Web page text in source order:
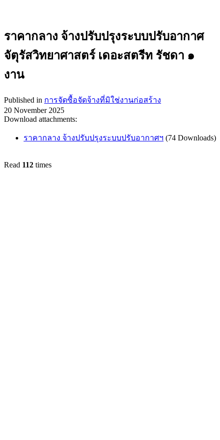
ราคากลาง จ้างปรับปรุงระบบปรับอากาศ
จัตุรัสวิทยาศาสตร์ เดอะสตรีท รัชดา ๑
งาน
Published in การจัดซื้อจัดจ้างที่มิใช่งานก่อสร้าง
20 November 2025
Download attachments:
ราคากลาง จ้างปรับปรุงระบบปรับอากาศฯ (74 Downloads)
Read 112 times